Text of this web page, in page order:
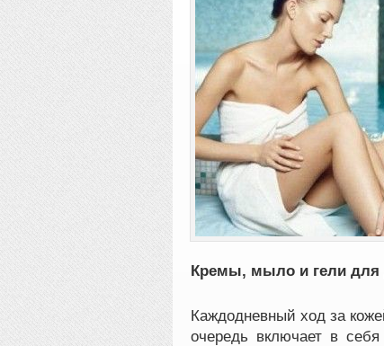
Кремы, мыло и гели для
Каждодневный ход за
очередь включает в